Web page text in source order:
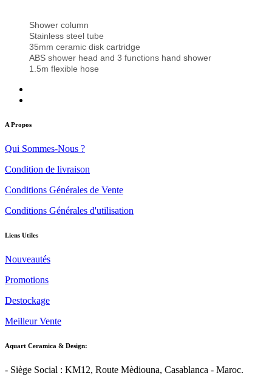
Shower column
Stainless steel tube
35mm ceramic disk cartridge
ABS shower head and 3 functions hand shower
1.5m flexible hose
A Propos
Qui Sommes-Nous ?
Condition de livraison
Conditions Générales de Vente
Conditions Générales d'utilisation
Liens Utiles
Nouveautés
Promotions
Destockage
Meilleur Vente
Aquart Ceramica & Design:
- Siège Social : KM12, Route Mèdiouna, Casablanca - Maroc.